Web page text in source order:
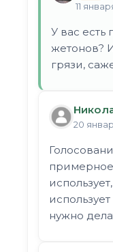
11
У вас есть
жетонов?
грязи,
20
примерное
нужно